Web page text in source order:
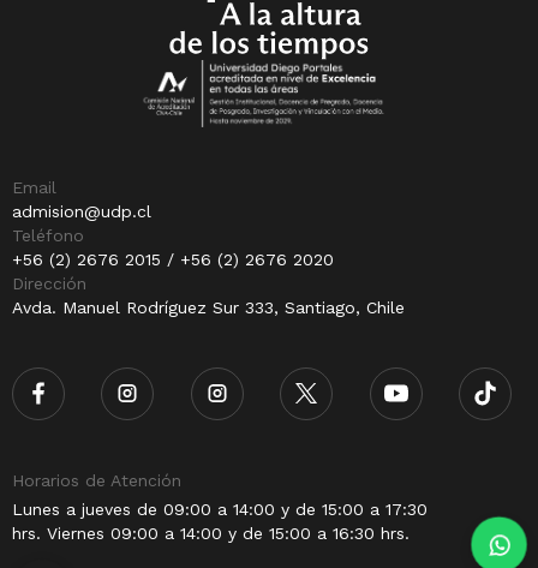
Email
admision@udp.cl
Teléfono
+56 (2) 2676 2015 / +56 (2) 2676 2020
Dirección
Avda. Manuel Rodríguez Sur 333, Santiago, Chile
Horarios de Atención
Lunes a jueves de 09:00 a 14:00 y de 15:00 a 17:30
hrs. Viernes 09:00 a 14:00 y de 15:00 a 16:30 hrs.